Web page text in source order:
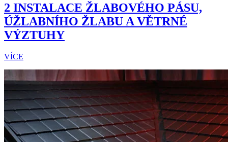
2 INSTALACE ŽLABOVÉHO PÁSU,
ÚŽLABNÍHO ŽLABU A VĚTRNÉ
VÝZTUHY
VÍCE